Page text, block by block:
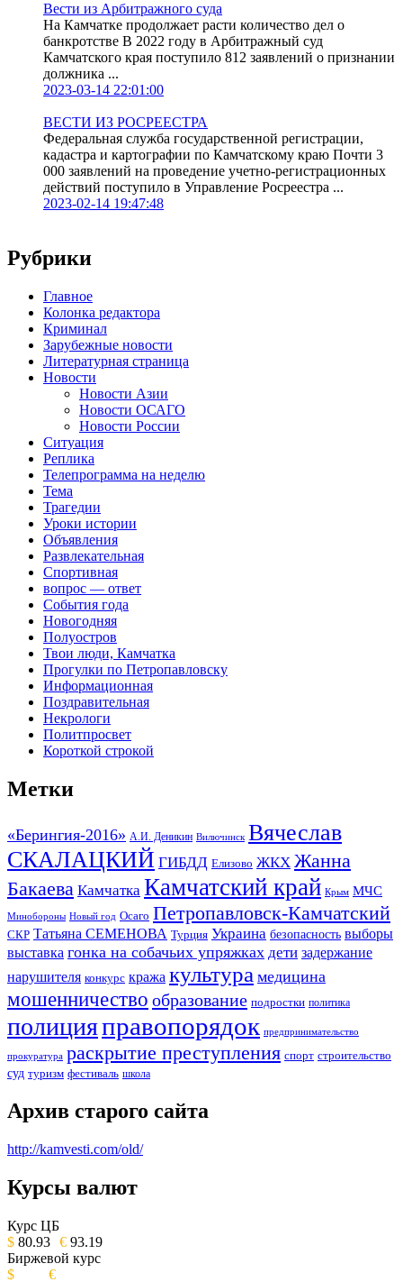
Вести из Арбитражного суда
На Камчатке продолжает расти количество дел о
банкротстве В 2022 году в Арбитражный суд
Камчатского края поступило 812 заявлений о признании
должника ...
2023-03-14 22:01:00
ВЕСТИ ИЗ РОСРЕЕСТРА
Федеральная служба государственной регистрации,
кадастра и картографии по Камчатскому краю Почти 3
000 заявлений на проведение учетно-регистрационных
действий поступило в Управление Росреестра ...
2023-02-14 19:47:48
Рубрики
Главное
Колонка редактора
Криминал
Зарубежные новости
Литературная страница
Новости
Новости Азии
Новости ОСАГО
Новости России
Ситуация
Реплика
Телепрограмма на неделю
Тема
Трагедии
Уроки истории
Объявления
Развлекательная
Спортивная
вопрос — ответ
События года
Новогодняя
Полуостров
Твои люди, Камчатка
Прогулки по Петропавловску
Информационная
Поздравительная
Некрологи
Политпросвет
Короткой строкой
Метки
«Берингия-2016» А.И. Деникин Вилючинск Вячеслав
СКАЛАЦКИЙ ГИБДД Елизово ЖКХ Жанна
Бакаева Камчатка Камчатский край Крым МЧС
Минобороны Новый год Осаго Петропавловск-Камчатский
СКР Татьяна СЕМЕНОВА Турция Украина безопасность выборы
выставка гонка на собачьих упряжках дети задержание
нарушителя конкурс кража культура медицина
мошенничество образование подростки политика
полицияправопорядок предпринимательство
прокуратура раскрытие преступления спорт строительство
суд туризм фестиваль школа
Архив старого сайта
http://kamvesti.com/old/
ОБЩЕСТВЕННО-ПОЛИТИЧЕСКОЕ
ИЗДАНИЕ КАМЧАТСКОГО КРАЯ.
Курсы валют
Курс ЦБ
$ 80.93 € 93.19
Биржевой курс
$
€